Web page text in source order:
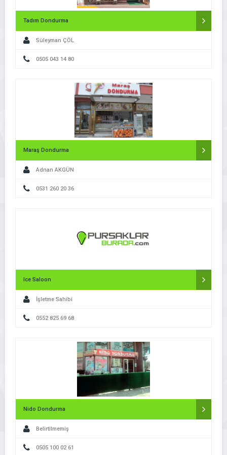
Tadım Dondurma
Süleyman ÇÖL
0505 043 14 80
Maraş Dondurma
Adnan AKGÜN
0531 260 20 36
Ice Saloon
İşletme Sahibi
0552 825 69 68
Nido Dondurma
Belirtilmemiş
0505 100 02 61